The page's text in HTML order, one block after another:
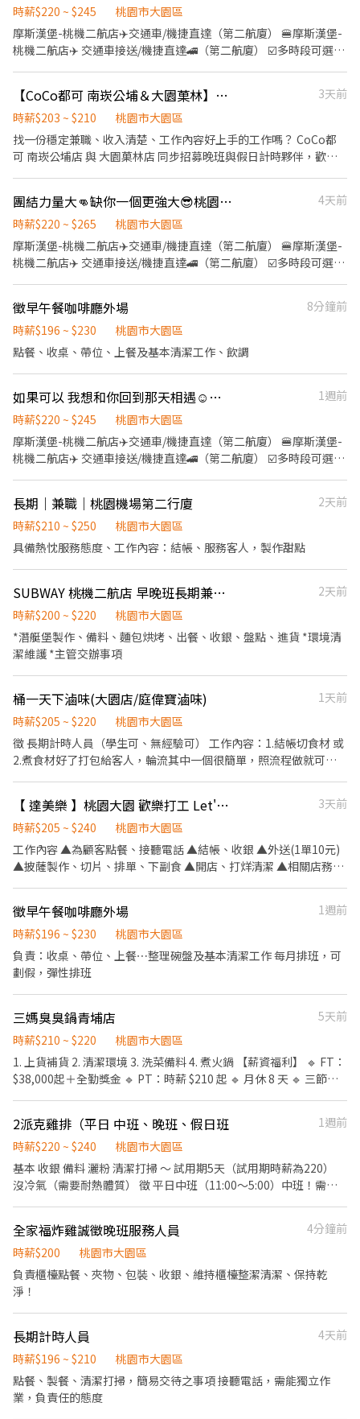
截圖 以便專員快速替你登記報班🙏 1對1專人為您服務😁 真心不騙
⭕️免費諮詢 ❌無收取仲介費
時薪$220 ~ $245
桃園市大園區
摩斯漢堡-桃機二航店✈️交通車/機捷直達（第二航廈） 🍔摩斯漢堡-
桃機二航店✈️ 交通車接送/機捷直達🚄（第二航廈） ☑️多時段可選擇
整潔的用餐空間 ✔ 喜歡與人互動 ✔ 有責任感、笑容滿分 ✔ 願意一
起學習成長 👍友善環境 👍彈性排班 👍完善訓練 👍員工餐優惠 📍 歡
迎加入 MOS Burger 桃機二航店
【CoCo都可 南崁公埔＆大園菓林】晚班＆假日計時夥伴聯合招募新手可學｜需駕照
3天前
時薪$203 ~ $210
桃園市大園區
找一份穩定兼職、收入清楚、工作內容好上手的工作嗎？ CoCo都
可 南崁公埔店 與 大園菓林店 同步招募晚班與假日計時夥伴，歡迎
潔與整理 食材備料、補貨協助 配合門市日常營運 應徵條件 需持有
有效駕照（機車或汽車皆可） 可配合晚班或假日班表（依門市安
排） 態度積極、細心負責、具備服務熱忱 以長期配合者為主 無經驗
可，新手到職即教學 薪資待遇 起薪 203 元／小時 依表現與配合度
調整 依法提供勞健保 工作地點（兩間門市皆可） 南崁公埔店：桃園
菓林路 50 號 應徵方式 直接透過小雞上工投遞應徵 或攜帶身分證件
及駕照至任一門市洽詢 收到通知後盡速安排面試 提醒：本職缺以長
團結力量大👊缺你一個更強大😎桃園機場第二航廈✈️摩斯漢堡🍔
4天前
時薪$220 ~ $265
桃園市大園區
摩斯漢堡-桃機二航店✈️交通車/機捷直達（第二航廈） 🍔摩斯漢堡-
桃機二航店✈️ 交通車接送/機捷直達🚄（第二航廈） ☑️多時段可選擇
整潔的用餐空間 ✔ 喜歡與人互動 ✔ 有責任感、笑容滿分 ✔ 願意一
起學習成長 👍友善環境 👍彈性排班 👍完善訓練 👍員工餐優惠 📍 歡
迎加入 MOS Burger 桃機二航店
徵早午餐咖啡廳外場
8分鐘前
時薪$196 ~ $230
桃園市大園區
點餐、收桌、帶位、上餐及基本清潔工作、飲調
如果可以 我想和你回到那天相遇☺️桃園機場第二航廈✈️摩斯漢堡🍔
1週前
時薪$220 ~ $245
桃園市大園區
摩斯漢堡-桃機二航店✈️交通車/機捷直達（第二航廈） 🍔摩斯漢堡-
桃機二航店✈️ 交通車接送/機捷直達🚄（第二航廈） ☑️多時段可選擇
整潔的用餐空間 ✔ 喜歡與人互動 ✔ 有責任感、笑容滿分 ✔ 願意一
起學習成長 👍友善環境 👍彈性排班 👍完善訓練 👍員工餐優惠 📍 歡
迎加入 MOS Burger 桃機二航店
長期｜兼職｜桃園機場第二行廈
2天前
時薪$210 ~ $250
桃園市大園區
具備熱忱服務態度、工作內容：結帳、服務客人，製作甜點
SUBWAY 桃機二航店 早晚班長期兼職（無經驗可）- 9月中開幕
2天前
時薪$200 ~ $220
桃園市大園區
*潛艇堡製作、備料、麵包烘烤、出餐、收銀、盤點、進貨 *環境清
潔維護 *主管交辦事項
桶一天下滷味(大園店/庭偉寶滷味)
1天前
時薪$205 ~ $220
桃園市大園區
徵 長期計時人員（學生可、無經驗可） 工作內容：1.結帳切食材 或
2.煮食材好了打包給客人，輪流其中一個很簡單，照流程做就可
方式彈性： 除了固定店休外，其他有想休的日子也可以提前安排自
己休假。 如履歷條件合適，將於二日內聯絡通知。
【 達美樂 】桃園大園 歡樂打工 Let's Go
3天前
時薪$205 ~ $240
桃園市大園區
工作內容 ▲為顧客點餐、接聽電話 ▲結帳、收銀 ▲外送(1單10元)
▲披薩製作、切片、排單、下副食 ▲開店、打烊清潔 ▲相關店務工
★積極度高 ★肯學習、有責任心 ★可配合支援其他門市 ★歡迎二度
就業、具有居留證/工作證的外籍生 公司福利 ◎時薪205起、外送獎
金一筆10元 ◎彈性排班(週排班制) ◎完善醫療保險 ◎勞健保、退休
金提撥、員工團保(公司付費)、任職滿一年提供年度體檢 ◎規劃各
徵早午餐咖啡廳外場
1週前
時薪$196 ~ $230
桃園市大園區
負責：收桌、帶位、上餐⋯整理碗盤及基本清潔工作 每月排班，可
劃假，彈性排班
三媽臭臭鍋青埔店
5天前
時薪$210 ~ $220
桃園市大園區
1. 上貨補貨 2. 清潔環境 3. 洗菜備料 4. 煮火鍋 【薪資福利】 🔹 FT：
$38,000起＋全勤獎金 🔹 PT：時薪 $210 起 🔹 月休 8 天 🔹 三節獎
問，再多幫幫忙分享、介紹🙏 謝謝大家 ❤️
2派克雞排（平日 中班、晚班、假日班
1週前
時薪$220 ~ $240
桃園市大園區
基本 收銀 備料 灑粉 清潔打掃 ～ 試用期5天（試用期時薪為220）
沒冷氣（需要耐熱體質） 徵 平日中班（11:00～5:00）中班！需要
勤獎金 生日獎金 （需到職日當天開始算～滿1個月才有三節及生日
獎金哦！）
全家福炸雞誠徵晚班服務人員
4分鐘前
時薪$200
桃園市大園區
負責櫃檯點餐、夾物、包裝、收銀、維持櫃檯整潔清潔、保持乾
淨！
長期計時人員
4天前
時薪$196 ~ $210
桃園市大園區
點餐、製餐、清潔打掃，簡易交待之事項 接聽電話，需能獨立作
業，負責任的態度